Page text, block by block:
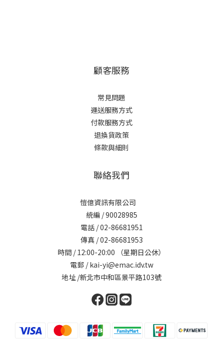
顧客服務
常見問題
運送服務方式
付款服務方式
退換貨政策
條款與細則
聯絡我們
愷億資訊有限公司
統編 / 90028985
電話 / 02-86681951
傳真 / 02-86681953
時間 / 12:00-20:00 （星期日公休）
電郵 / kai-yi@emac.idv.tw
地址 /新北市中和區景平路103號